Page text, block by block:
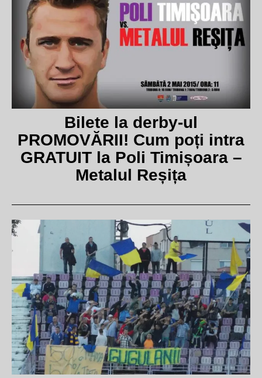
Bilete la derby-ul
PROMOVĂRII! Cum poți intra
GRATUIT la Poli Timișoara –
Metalul Reșița